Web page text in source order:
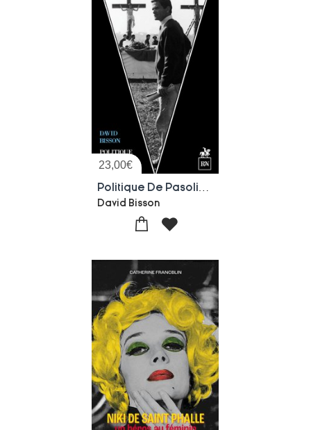
23,00€
David Bisson